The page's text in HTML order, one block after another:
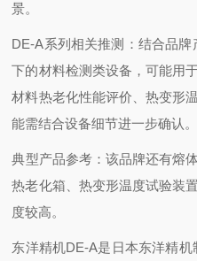
景。
‌DE-A系列相关推测‌：结合品
下的材料检测类设备，可能用
材料热老化性能评价、热变形
能需结合设备细节进一步确认。
典型产品参考‌：该品牌还有熔
热老化箱、热变形温度试验装
度较高。
东洋精机DE-A是日本东洋精